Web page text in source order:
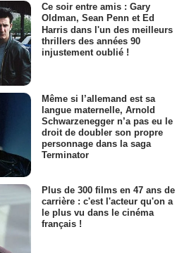
Ce soir entre amis : Gary
Oldman, Sean Penn et Ed
Harris dans l'un des meilleurs
thrillers des années 90
injustement oublié !
Même si l’allemand est sa
langue maternelle, Arnold
Schwarzenegger n’a pas eu le
droit de doubler son propre
personnage dans la saga
Terminator
Plus de 300 films en 47 ans de
carrière : c'est l'acteur qu'on a
le plus vu dans le cinéma
français !